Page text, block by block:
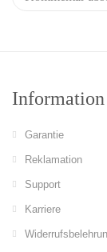
Information
Garantie
Reklamation
Support
Karriere